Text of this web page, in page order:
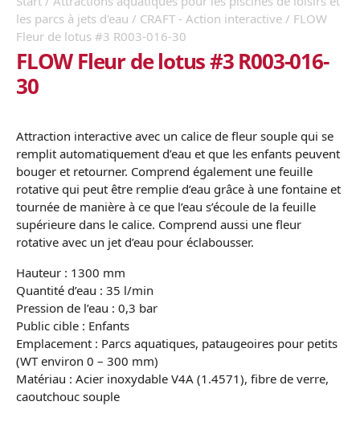
les parcs à jets d'eau / CRAFT - Action interactive / FLOW
Fleur de lotus #3 R003-016-30
FLOW Fleur de lotus #3 R003-016-
30
Attraction interactive avec un calice de fleur souple qui se
remplit automatiquement d’eau et que les enfants peuvent
bouger et retourner. Comprend également une feuille
rotative qui peut être remplie d’eau grâce à une fontaine et
tournée de manière à ce que l’eau s’écoule de la feuille
supérieure dans le calice. Comprend aussi une fleur
rotative avec un jet d’eau pour éclabousser.
Hauteur : 1300 mm
Quantité d’eau : 35 l/min
Pression de l’eau : 0,3 bar
Public cible : Enfants
Emplacement : Parcs aquatiques, pataugeoires pour petits
(WT environ 0 – 300 mm)
Matériau : Acier inoxydable V4A (1.4571), fibre de verre,
caoutchouc souple